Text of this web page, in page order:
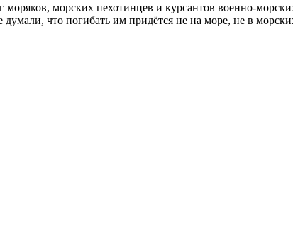
морских пехотинцев и курсантов военно-
что погибать им придётся не на море, не в